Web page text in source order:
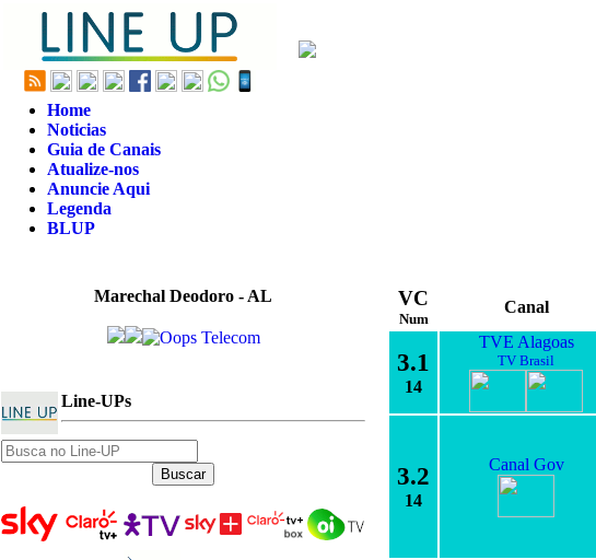
Home
Noticias
Guia de Canais
Atualize-nos
Anuncie Aqui
Legenda
BLUP
Marechal Deodoro - AL
Line-UPs
VC
Num
Canal
3.1
14
TVE Alagoas
TV Brasil
3.2
14
Canal Gov